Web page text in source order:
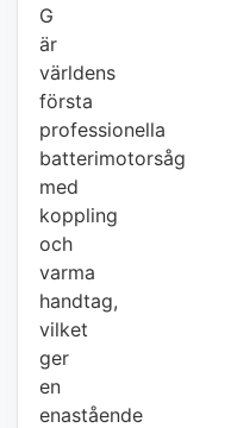
G
är
världens
första
professionella
batterimotorsåg
med
koppling
och
varma
handtag,
vilket
ger
en
enastående